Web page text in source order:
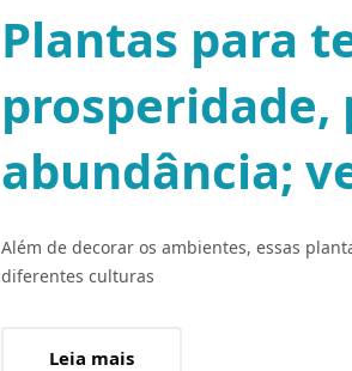
Plantas para
prosperidade,
abundância;
Além de decorar os ambientes, essas
diferentes culturas
Leia mais